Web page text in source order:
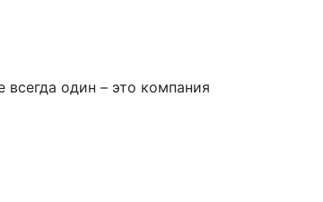
один – это компания